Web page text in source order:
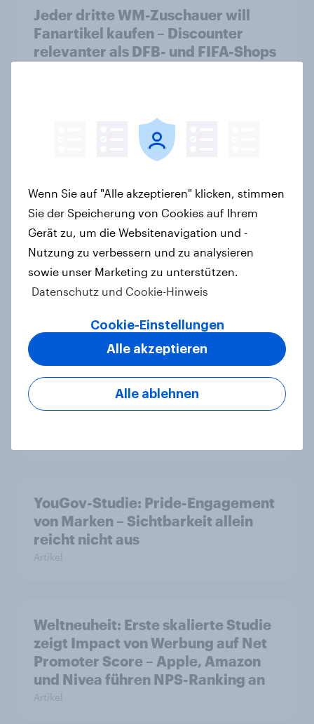
Jeder dritte WM-Zuschauer will
Fanartikel kaufen – Discounter
relevanter als DFB- und FIFA-Shops
Kick-Off 2026: Die Schweiz im WM-
[DE On-Demand] Übersprungen,
aber nicht verloren: Wie Podcast-
Werbung bei deutschen
Konsumenten wirkt.
Werbung weggeklickt? Wirkung
bleibt: Podcast Ads erzielen hohe
YouGov-Studie: Pride-Engagement
von Marken – Sichtbarkeit allein
reicht nicht aus
Artikel
Weltneuheit: Erste skalierte Studie
zeigt Impact von Werbung auf Net
Promoter Score – Apple, Amazon
und Nivea führen NPS-Ranking an
Artikel
Wenn Sie auf "Alle akzeptieren" klicken, stimmen
Sie der Speicherung von Cookies auf Ihrem
Gerät zu, um die Websitenavigation und -
Nutzung zu verbessern und zu analysieren
sowie unser Marketing zu unterstützen.
Datenschutz und Cookie-Hinweis
Cookie-Einstellungen
Alle ablehnen
Alle akzeptieren